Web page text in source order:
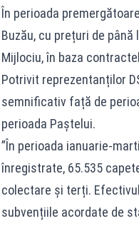
În perioada
Buzău, cu prețuri de
Mijlociu, în baza
Potrivit reprezentanților
semnificativ față de
perioada Paștelui.
”În perioada ianuarie-
înregistrate, 65.535
colectare și terți.
subvențiile acordate de